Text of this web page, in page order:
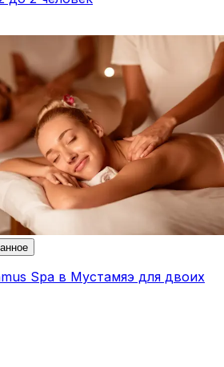
Spa в Мустамяэ для двоих